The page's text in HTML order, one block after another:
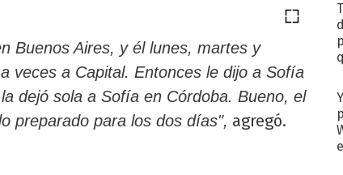
Buenos Aires, y él lunes, martes y
veces a Capital. Entonces le dijo a Sofía
dejó sola a Sofía en Córdoba. Bueno, el
preparado para los dos días", agregó.